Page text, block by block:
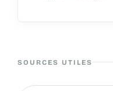
SOURCES UTILES